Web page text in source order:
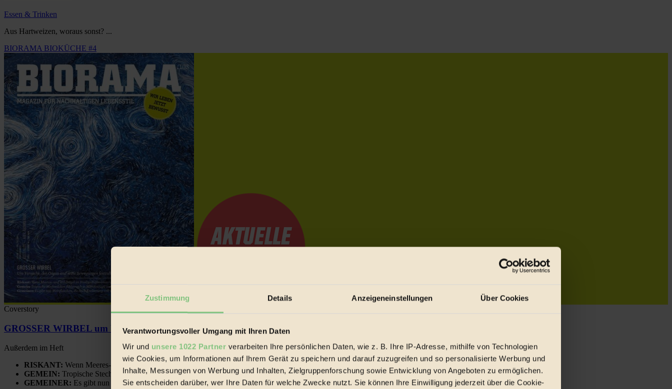
Zustimmung Details Anzeigeneinstellungen Über Cookies
Verantwortungsvoller Umgang mit Ihren Daten
Wir und unsere 1022 Partner verarbeiten Ihre persönlichen Daten, wie z. B. Ihre IP-Adresse, mithilfe von Technologien
wie Cookies, um Informationen auf Ihrem Gerät zu speichern und darauf zuzugreifen und so personalisierte Werbung und
Inhalte, Messungen von Werbung und Inhalten, Zielgruppenforschung sowie Entwicklung von Angeboten zu ermöglichen.
Sie entscheiden darüber, wer Ihre Daten für welche Zwecke nutzt. Sie können Ihre Einwilligung jederzeit über die Cookie-
Essen & Trinken
Aus Hartweizen, woraus sonst? ...
BIORAMA BIOKÜCHE #4
Coverstory
GROSSER WIRBEL um Versuche, den Ozean und seine Bewegungen festzuhalten.
Außerdem im Heft
RISKANT: Wenn Meeres- und Wildvögel im Freilandhühnerbetrieb vorbeischauen.
GEMEIN: Tropische Stechmücken fühlen sich in Mitteleuropa inziwschen oft zu Hause.
GEMEINER: Es gibt nun Weinflaschen, die nach Entleerung voll wieder zu dir zurückkommen.